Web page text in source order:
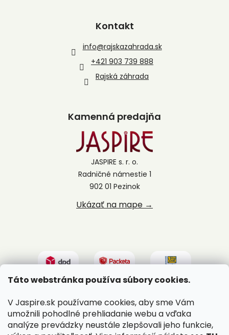
Táto webstránka používa súbory cookies.
V Jaspire.sk používame cookies, aby sme Vám
umožnili pohodlné prehliadanie webu a vďaka
analýze prevádzky neustále zlepšovali jeho funkcie,
Kontakt
info@rajskazahrada.sk
+421 903 739 888
Rajská záhrada
Kamenná predajňa
JASPIRE s. r. o.
Radničné námestie 1
902 01 Pezinok
Ukázať na mape →